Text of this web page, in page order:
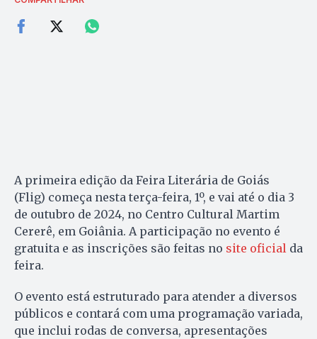
A primeira edição da Feira Literária de Goiás
(Flig) começa nesta terça-feira, 1º, e vai até o dia 3
de outubro de 2024, no Centro Cultural Martim
Cererê, em Goiânia. A participação no evento é
gratuita e as inscrições são feitas no site oficial da
feira.
O evento está estruturado para atender a diversos
públicos e contará com uma programação variada,
que inclui rodas de conversa, apresentações